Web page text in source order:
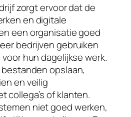
zorgt ervoor dat de
en digitale
een organisatie goed
bedrijven gebruiken
hun dagelijkse werk.
opslaan,
en veilig
collega’s of klanten.
niet goed werken,